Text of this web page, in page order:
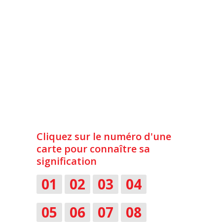
Cliquez sur le numéro d'une
carte pour connaître sa
signification
01 02 03
04
05
06 07
08